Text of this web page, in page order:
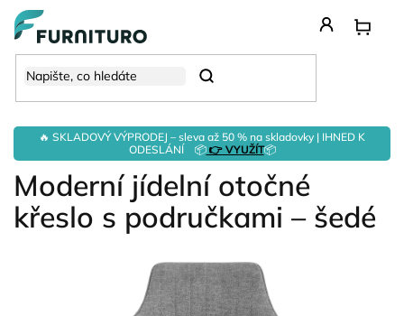
Přejít
obsah
🔥 SKLADOVÝ VÝPRODEJ – sleva až 50 % na skladovky | IHNED K
ODESLÁNÍ 📦👉 VYUŽÍT📦
Hledat
Moderní jídelní otočné
křeslo s područkami – šedé